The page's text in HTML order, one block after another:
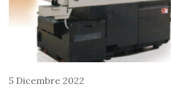
5 Dicembre 2022